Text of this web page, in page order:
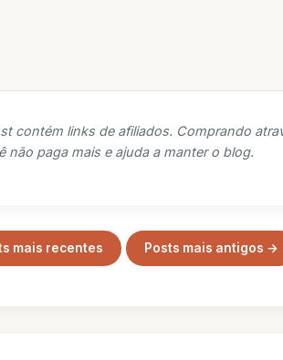
contém links de afiliados. Comprando
não paga mais e ajuda a manter o blog.
mais recentes Posts mais antigos →